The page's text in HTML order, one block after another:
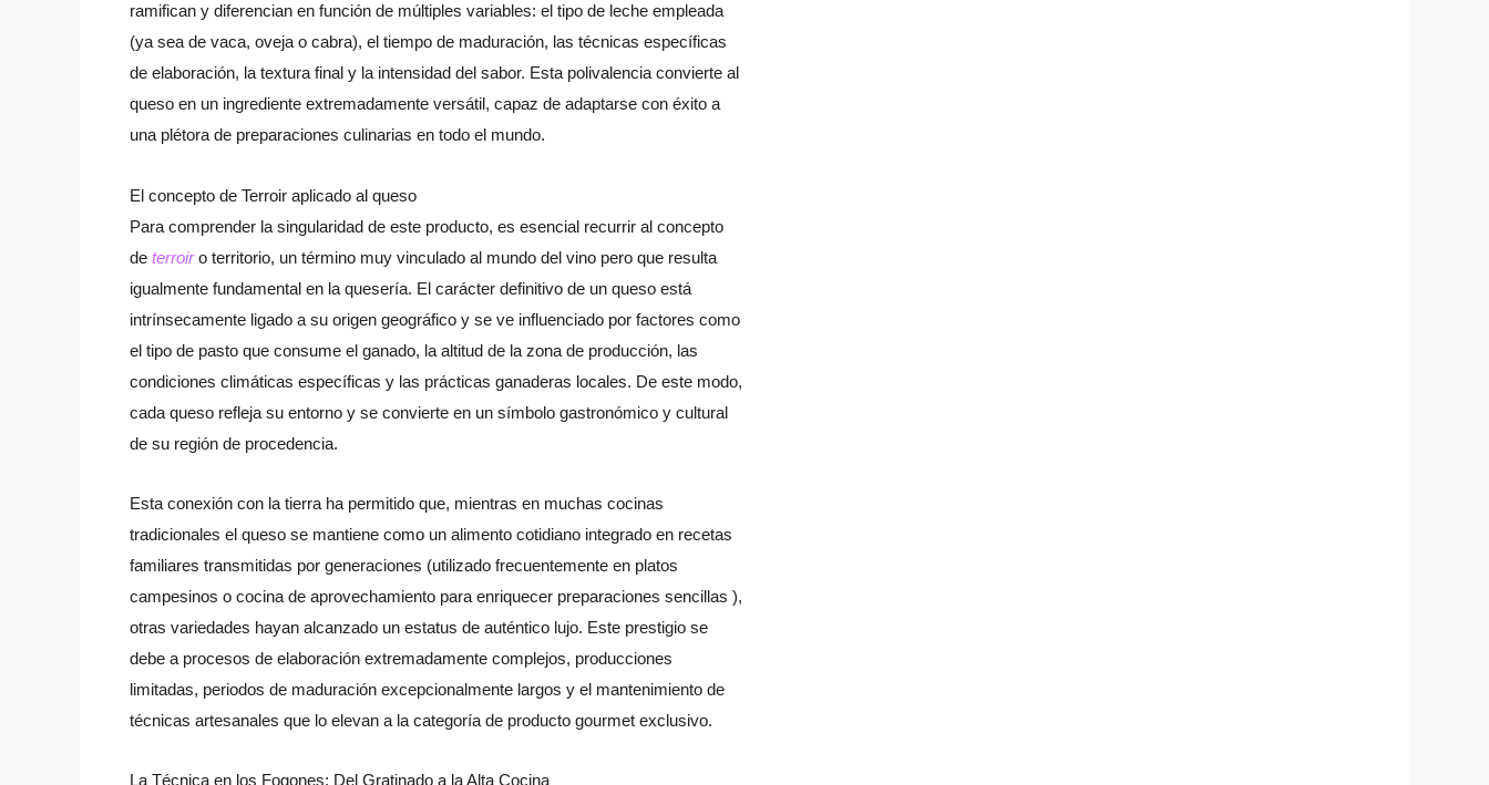
ramifican y diferencian en función de múltiples variables: el tipo de leche empleada
(ya sea de vaca, oveja o cabra), el tiempo de maduración, las técnicas específicas
de elaboración, la textura final y la intensidad del sabor. Esta polivalencia convierte al
queso en un ingrediente extremadamente versátil, capaz de adaptarse con éxito a
una plétora de preparaciones culinarias en todo el mundo.
El concepto de Terroir aplicado al queso
Para comprender la singularidad de este producto, es esencial recurrir al concepto
de terroiro territorio, un término muy vinculado al mundo del vino pero que resulta
igualmente fundamental en la quesería. El carácter definitivo de un queso está
intrínsecamente ligado a su origen geográfico y se ve influenciado por factores como
el tipo de pasto que consume el ganado, la altitud de la zona de producción, las
condiciones climáticas específicas y las prácticas ganaderas locales. De este modo,
cada queso refleja su entorno y se convierte en un símbolo gastronómico y cultural
de su región de procedencia.
Esta conexión con la tierra ha permitido que, mientras en muchas cocinas
tradicionales el queso se mantiene como un alimento cotidiano integrado en recetas
familiares transmitidas por generaciones (utilizado frecuentemente en platos
campesinos o cocina de aprovechamiento para enriquecer preparaciones sencillas ),
otras variedades hayan alcanzado un estatus de auténtico lujo. Este prestigio se
debe a procesos de elaboración extremadamente complejos, producciones
limitadas, periodos de maduración excepcionalmente largos y el mantenimiento de
técnicas artesanales que lo elevan a la categoría de producto gourmet exclusivo.
La Técnica en los Fogones: Del Gratinado a la Alta Cocina